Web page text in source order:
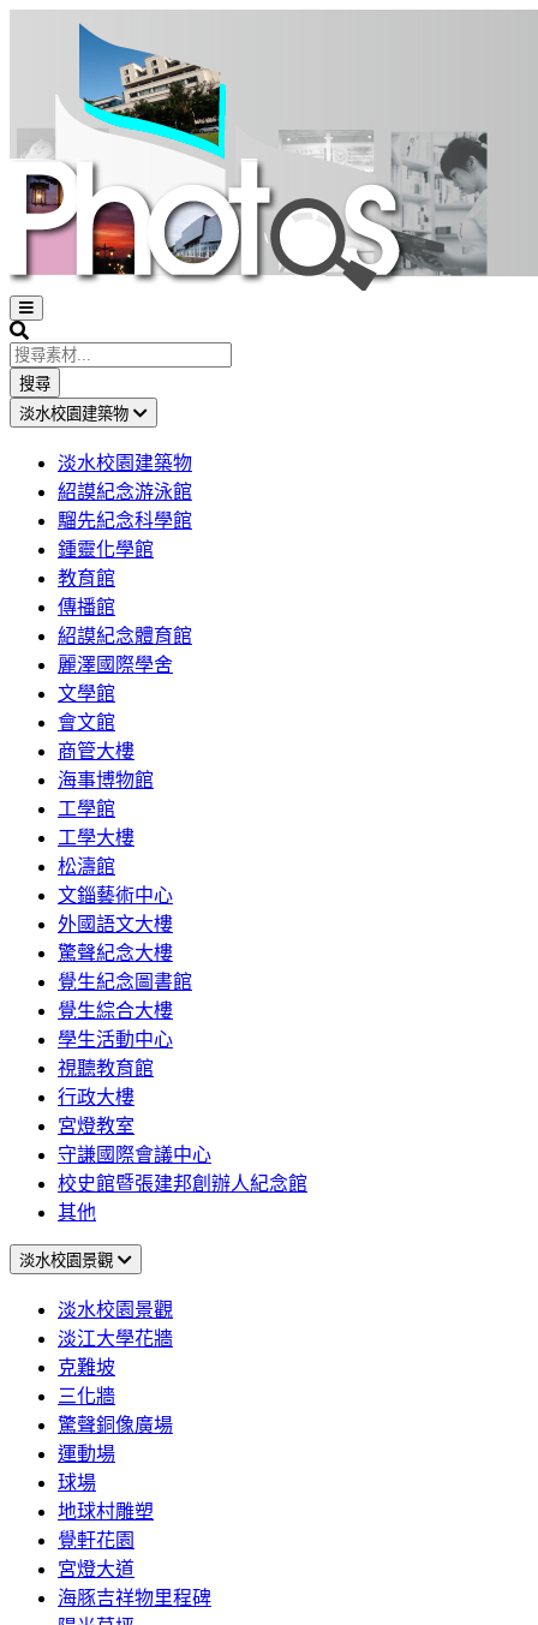
Open
sidebar
Search
搜尋
淡水校園建築物
淡水校園建築物
紹謨紀念游泳館
騮先紀念科學館
鍾靈化學館
教育館
傳播館
紹謨紀念體育館
麗澤國際學舍
文學館
會文館
商管大樓
海事博物館
工學館
工學大樓
松濤館
文錙藝術中心
外國語文大樓
驚聲紀念大樓
覺生紀念圖書館
覺生綜合大樓
學生活動中心
視聽教育館
行政大樓
宮燈教室
守謙國際會議中心
校史館暨張建邦創辦人紀念館
其他
淡水校園景觀
淡水校園景觀
淡江大學花牆
克難坡
三化牆
驚聲銅像廣場
運動場
球場
地球村雕塑
覺軒花園
宮燈大道
海豚吉祥物里程碑